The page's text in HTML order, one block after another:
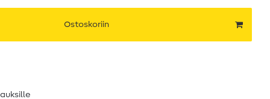
Ostoskoriin